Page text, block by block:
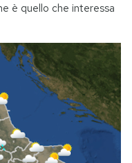
è quello che interessa